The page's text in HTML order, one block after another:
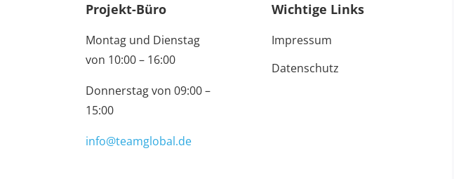
Projekt-Büro
Montag und Dienstag
von 10:00 – 16:00
Donnerstag von 09:00 –
15:00
info@teamglobal.de
Wichtige Links
Impressum
Datenschutz